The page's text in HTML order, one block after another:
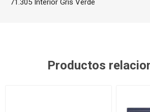
71.305 Interior Gris Verde
Productos